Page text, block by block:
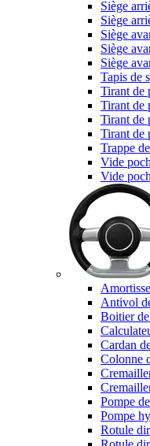
Siège
Siège
Siège
Siège
Siège
Tapis de
Tirant de
Tirant de
Tirant de
Tirant de
Trappe
Vide
Vide
Antivol
Boitier
Cardan
Colonne
Pompe
Pompe
Rotule